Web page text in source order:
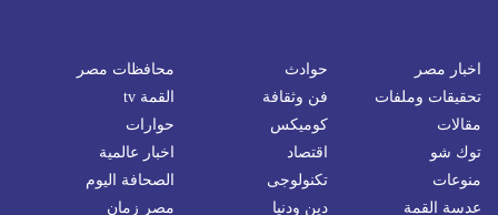
اخبار مصر حوادث
محافظات مصر
تحقيقات وملفات
فن وثقافة
القمة tv
مقالات
كوميكس
حوارات
توك شو
اقتصاد
اخبار عالمية
منوعات
تكنولوجى
الصحافة اليوم
عدسة القمة
دين ودنيا
مصر زمان